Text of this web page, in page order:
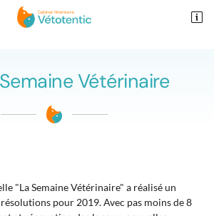

Vétérinaire
"La Semaine Vétérinaire" a réalisé un
pour 2019. Avec pas moins de 8